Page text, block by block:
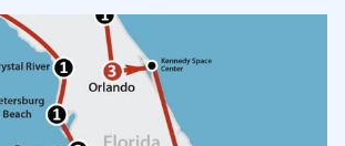
eiland ontdekt u de ruige kust,
en sfeervolle plaatsjes van één
bestemmingen aan de Canadese
biedt een perfecte combinatie van
met volop mogelijkheden om